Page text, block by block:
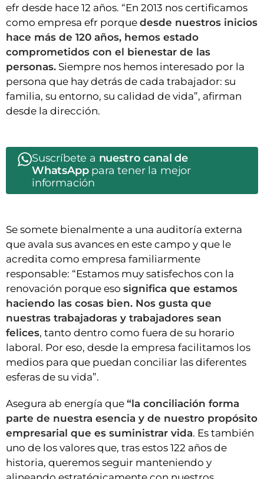
efr desde hace 12 años. “En 2013 nos certificamos
como empresa efr porque desde nuestros inicios
hace más de 120 años, hemos estado
comprometidos con el bienestar de las
personas. Siempre nos hemos interesado por la
persona que hay detrás de cada trabajador: su
familia, su entorno, su calidad de vida”, afirman
desde la dirección.
Suscríbete a nuestro canal de
WhatsApppara tener la mejor
información
Se somete bienalmente a una auditoría externa
que avala sus avances en este campo y que le
acredita como empresa familiarmente
responsable: “Estamos muy satisfechos con la
renovación porque eso significa que estamos
haciendo las cosas bien. Nos gusta que
nuestras trabajadoras y trabajadores sean
felices, tanto dentro como fuera de su horario
laboral. Por eso, desde la empresa facilitamos los
medios para que puedan conciliar las diferentes
esferas de su vida”.
Asegura ab energía que “la conciliación forma
parte de nuestra esencia y de nuestro propósito
empresarial que es suministrar vida. Es también
uno de los valores que, tras estos 122 años de
historia, queremos seguir manteniendo y